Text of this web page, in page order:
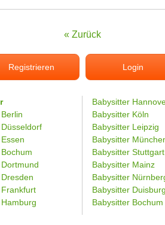
« Zurück
Registrieren Login
Babysitter
Babysitter Köln
Babysitter Leipzig
Babysitter
Babysitter Stuttgart
Babysitter Mainz
Babysitter
Babysitter Duisburg
Babysitter Bochum